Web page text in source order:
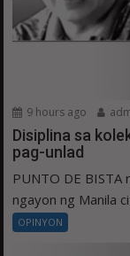
9 hours ago
Disiplina sa
pag-unlad
PUNTO DE BISTA
ngayon ng Manila
OPINYON